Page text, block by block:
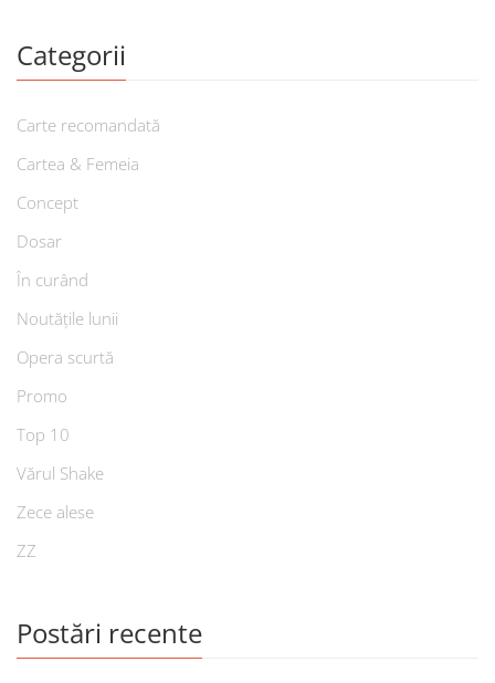
Categorii
Carte recomandată
Cartea & Femeia
Concept
Dosar
În curând
Noutățile lunii
Opera scurtă
Promo
Top 10
Vărul Shake
Zece alese
ZZ
Postări recente